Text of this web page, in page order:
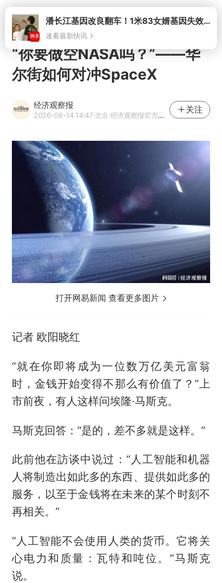
打开 潘长江基因改良翻车！1米83女婿基因失效，12岁外孙身高只到姥爷下巴
速看最新快讯
“你要做空NASA吗？”——华
尔街如何对冲SpaceX
经济观察报
2026-06-14 14:47·北京·经济观察报官方网易号
关注
打开网易新闻 查看更多图片
记者 欧阳晓红
“就在你即将成为一位数万亿美元富翁
时，金钱开始变得不那么有价值了？”上
市前夜，有人这样问埃隆·马斯克。
马斯克回答：“是的，差不多就是这样。”
此前他在訪谈中说过：“人工智能和机器
人将制造出如此多的东西、提供如此多的
服务，以至于金钱将在未来的某个时刻不
再相关。”
“人工智能不会使用人类的货币。它将关
心电力和质量：瓦特和吨位。”马斯克
说。